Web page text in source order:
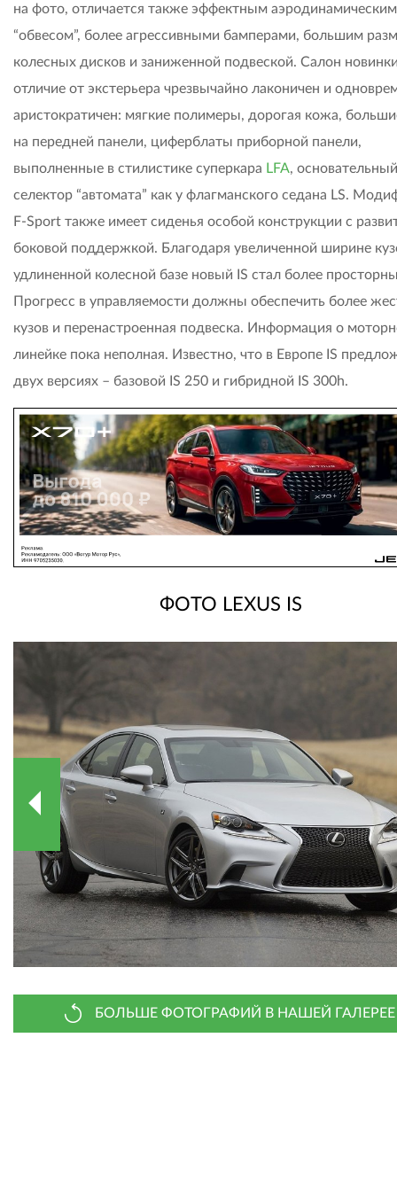
на фото, отличается также эффектным аэродинамическим
“обвесом”, более агрессивными бамперами, большим
колесных дисков и заниженной подвеской. Салон
отличие от экстерьера чрезвычайно лаконичен и
аристократичен: мягкие полимеры, дорогая кожа,
на передней панели, циферблаты приборной панели,
выполненные в стилистике суперкара LFA,
селектор “автомата” как у флагманского седана LS.
F-Sport также имеет сиденья особой конструкции с
боковой поддержкой. Благодаря увеличенной ширине
удлиненной колесной базе новый IS стал более
Прогресс в управляемости должны обеспечить более
кузов и перенастроенная подвеска. Информация о
линейке пока неполная. Известно, что в Европе IS
двух версиях – базовой IS 250 и гибридной IS 300h.
ФОТО LEXUS IS
БОЛЬШЕ ФОТОГРАФИЙ В НАШЕЙ ГАЛЕРЕЕ